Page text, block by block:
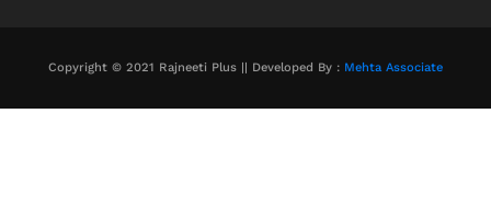
Copyright © 2021 Rajneeti Plus || Developed By : Mehta Associate